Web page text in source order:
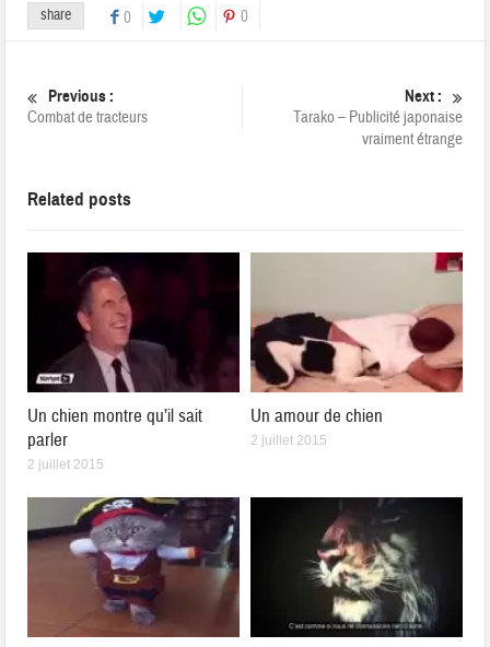
share 0 0
Previous :
Combat de tracteurs
Next :
Tarako – Publicité japonaise
vraiment étrange
Related posts
Un chien montre qu’il sait
parler
2 juillet 2015
Un amour de chien
2 juillet 2015